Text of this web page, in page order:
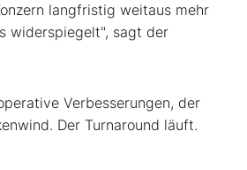
langfristig weitaus mehr
widerspiegelt", sagt der
Verbesserungen, der
Der Turnaround läuft.